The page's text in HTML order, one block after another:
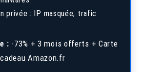
privée : IP masquée, trafic
: -73% + 3 mois offerts + Carte
cadeau Amazon.fr